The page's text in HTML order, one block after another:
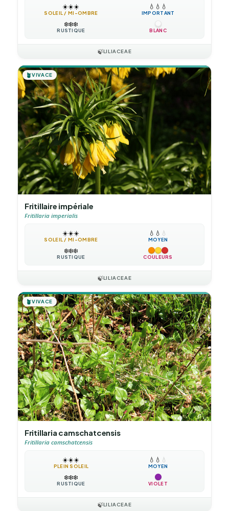
☀️☀️☀️
SOLEIL / MI-OMBRE
💧 💧 💧
IMPORTANT
❄️❄️❄️
RUSTIQUE BLANC
🍃LILIACEAE
🪴VIVACE
Fritillaire impériale
Fritillaria imperialis
☀️☀️☀️
SOLEIL / MI-OMBRE
💧 💧 💧
MOYEN
❄️❄️❄️
RUSTIQUE COULEURS
🍃LILIACEAE
🪴VIVACE
Fritillaria camschatcensis
Fritillaria camschatcensis
☀️☀️☀️
PLEIN SOLEIL
💧 💧 💧
MOYEN
❄️❄️❄️
RUSTIQUE VIOLET
🍃LILIACEAE